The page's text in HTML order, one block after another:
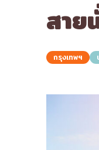
สาย
กรุงเทพฯ